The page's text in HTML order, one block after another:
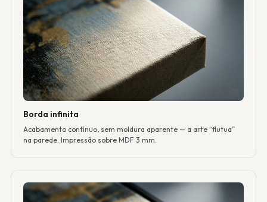
Borda infinita
Acabamento contínuo, sem moldura aparente — a arte “flutua”
na parede. Impressão sobre MDF 3 mm.